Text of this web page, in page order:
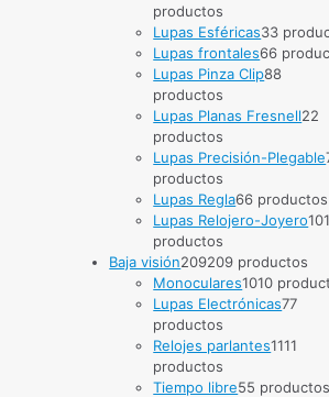
productos
Lupas Esféricas33
Lupas frontales66
Lupas Pinza Clip88
productos
Lupas Planas Fresnell22
productos
Lupas Precisión-Plegable
productos
Lupas Regla66 productos
Lupas Relojero-Joyero10
productos
Baja visión209209 productos
Monoculares1010
Lupas Electrónicas77
productos
Relojes parlantes1111
productos
Tiempo libre55 productos